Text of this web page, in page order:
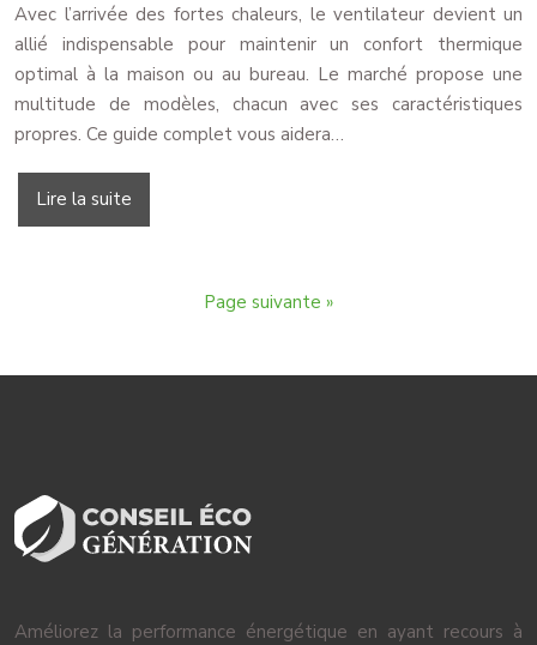
Avec l’arrivée des fortes chaleurs, le ventilateur devient un
allié indispensable pour maintenir un confort thermique
optimal à la maison ou au bureau. Le marché propose une
multitude de modèles, chacun avec ses caractéristiques
propres. Ce guide complet vous aidera…
Lire la suite
Page suivante »
Améliorez la performance énergétique en ayant recours à